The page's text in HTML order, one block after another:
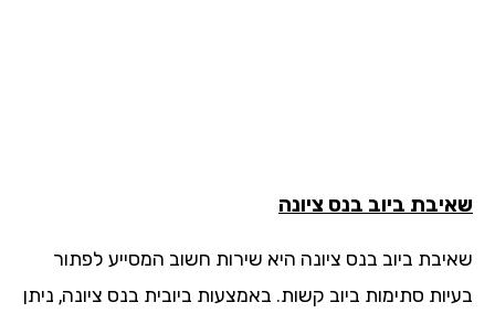
ביובבנס ציונה
ביוב בנס ציונה היא שירות חשוב המסייע לפתור
סתימות ביוב קשות. באמצעות ביובית בנס ציונה, ניתן